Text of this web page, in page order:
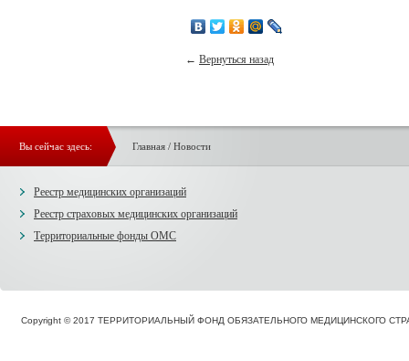
← Вернуться назад
Вы сейчас здесь: Главная/ Новости
Реестр медицинских организаций
Реестр страховых медицинских организаций
Территориальные фонды ОМС
Copyright © 2017 ТЕРРИТОРИАЛЬНЫЙ ФОНД ОБЯЗАТЕЛЬНОГО МЕДИЦИНСКОГО